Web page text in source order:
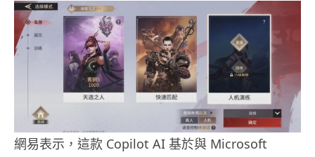
網易表示，這款 Copilot AI 基於與 Microsoft